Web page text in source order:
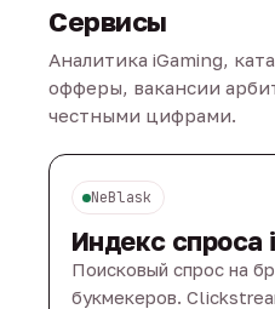
Сервисы
Аналитика iGaming,
офферы, вакансии
честными цифрами.
NeBlask
Индекс спроса
Поисковый спрос на
букмекеров.